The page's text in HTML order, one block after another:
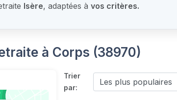
Isère, adaptées à vos critères.
à Corps (38970)
Trier
par: